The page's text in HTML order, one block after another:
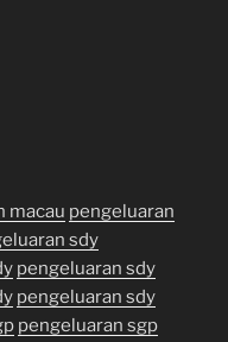
macau pengeluaran
sdy
pengeluaran sdy
pengeluaran sdy
pengeluaran sgp